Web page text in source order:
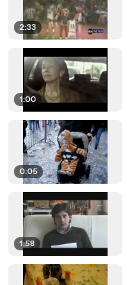
2:33
1:00
0:05
1:58